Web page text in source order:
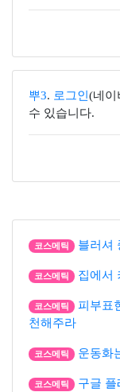
뿌3. 로그인 (네이
수 있습니다.
코스메틱 블러셔
코스메틱 집에서
코스메틱
피부표
천해주라
코스메틱 운동화
코스메틱 구글